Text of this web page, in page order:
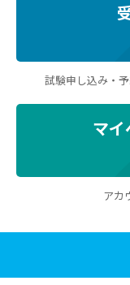
試験申し込み・
マ
アカ